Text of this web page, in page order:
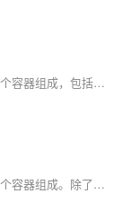
Pod 是 Kubernetes 中的基本调度单位，由一个或多个容器组成，包括业务容器、基础容器、初始化容器和临时容器。临时容器用于故障排查和性能诊断，不适用于构建应用程序。当 Pod 中的容器异常退出或容器镜像不包含调试工具时，临时容器非常有用。文中通过示例展示了如何使用 `kubectl debug` 命令创建临时容器进行调试。
Pod 是 Kubernetes 中的基本调度单元，由一个或多个容器组成。除了业务容器，Pod 还包括基础容器、初始化容器和临时容器。本文通过示例介绍如何创建包含业务容器的 Pod，并提供了一个视频讲解。示例中创建了一个名为 &quot;busybox-container&quot; 的业务容器，并使用 `kubectl create -f firstpod.yaml` 命令部署 Pod。